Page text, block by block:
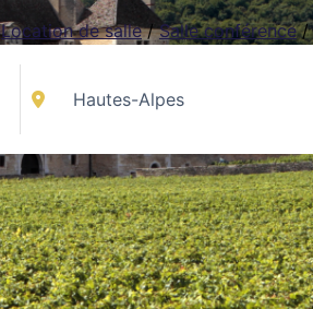
Location de salle / Salle conférence /